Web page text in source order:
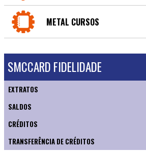
METAL CURSOS
SMCCARD FIDELIDADE
EXTRATOS
SALDOS
CRÉDITOS
TRANSFERÊNCIA DE CRÉDITOS